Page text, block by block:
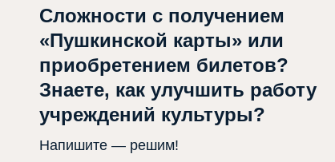
Сложности с получением
«Пушкинской карты» или
приобретением билетов?
Знаете, как улучшить работу
учреждений культуры?
Напишите — решим!